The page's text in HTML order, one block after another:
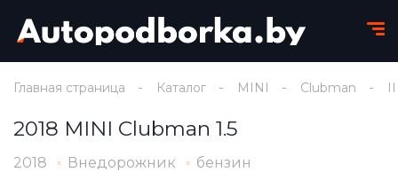
Главная страница Каталог MINI Clubman II
2018 MINI Clubman 1.5
2018 Внедорожник бензин